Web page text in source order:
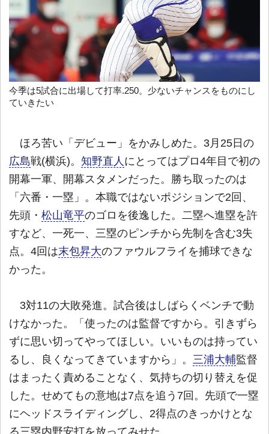
今季は5試合に出場して打率.250。少ないチャンスをものにし
ていきたい
ほろ苦い「デビュー」をかみしめた。3月25日の
広島戦(横浜)。 知野直人 にとってはプロ4年目で初の
開幕一軍、開幕スタメンだった。勝ち取ったのは
「六番・一塁」。本職ではないポジションで2回、
先頭・ 松山竜平のゴロを後逸した。二塁へ進塁を許
すなど、一死一、三塁のピンチから先制を含む3失
点。4回は末包昇大のファウルフライを捕球できな
かった。
3対11の大敗発進。試合後はしばらくベンチで動
けなかった。「使ったのは監督ですから。引きずら
ずに思い切ってやってほしい。いいものは持ってい
るし、良くなってきていますから」。 三浦大輔監督
はまったく責めることなく、気持ちの切り替えを促
した。せめてもの意地は7点を追う7回。先頭で一塁
にヘッドスライディングし、2得点のきっかけとな